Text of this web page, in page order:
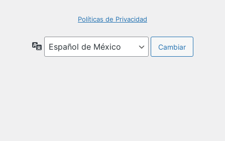
Políticas de Privacidad
Idioma